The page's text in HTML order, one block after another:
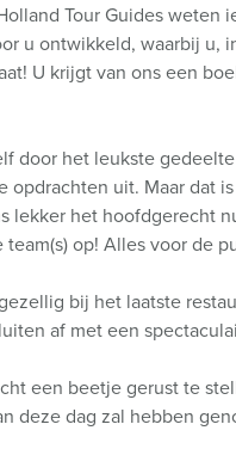
Tour Guides weten
u ontwikkeld, waarbij u,
U krijgt van ons een
door het leukste
opdrachten uit. Maar dat
lekker het hoofdgerecht
team(s) op! Alles voor de
bij het laatste
af met een
een beetje gerust te
deze dag zal hebben